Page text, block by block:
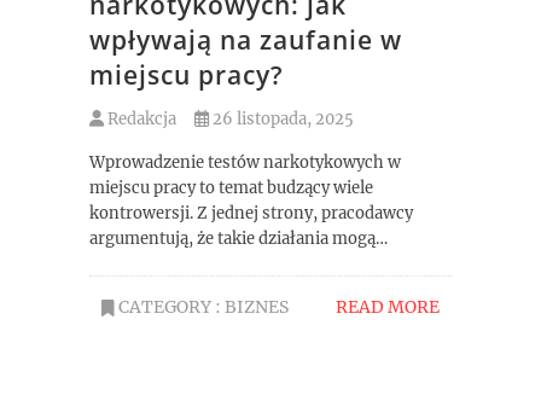
wpływają na zaufanie w
miejscu pracy?
Redakcja 26 listopada, 2025
Wprowadzenie testów narkotykowych w
miejscu pracy to temat budzący wiele
kontrowersji. Z jednej strony, pracodawcy
argumentują, że takie działania mogą…
CATEGORY : BIZNES READ MORE